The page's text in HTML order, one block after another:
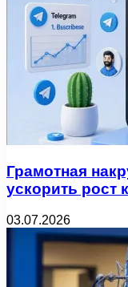
Грамотная
ускорить рост
03.07.2026